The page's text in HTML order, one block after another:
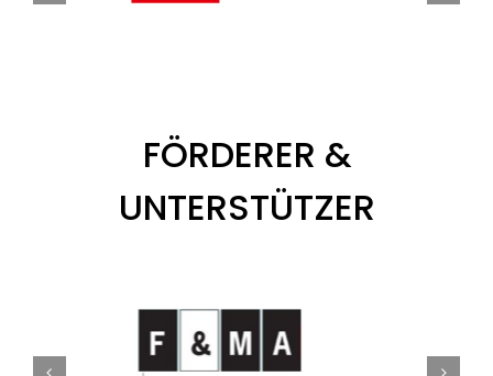
FÖRDERER &
UNTERSTÜTZER